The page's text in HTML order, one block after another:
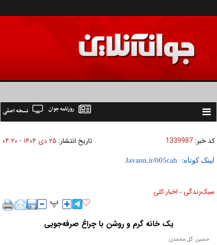
Toggle
نسخه اصلی روزنامه جوان
کد خبر: 1339987 تاریخ انتشار: ۲۵ دی ۱۴۰۴ - ۰۴:۲۰
لینک کوتاه:
سبک‌زندگی » اخبار کلی
یک خانه گرم و روشن با چراغ صرفه‌جویی
حسین گل محمدی